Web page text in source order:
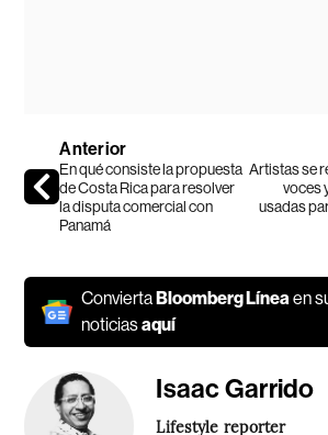
Anterior
En qué consiste la propuesta
de Costa Rica para resolver
la disputa comercial con
Panamá
Artistas se
voces
usadas
ConviertaBloomberg Líneaen
noticiasaquí
Isaac Garrido
Lifestyle reporter